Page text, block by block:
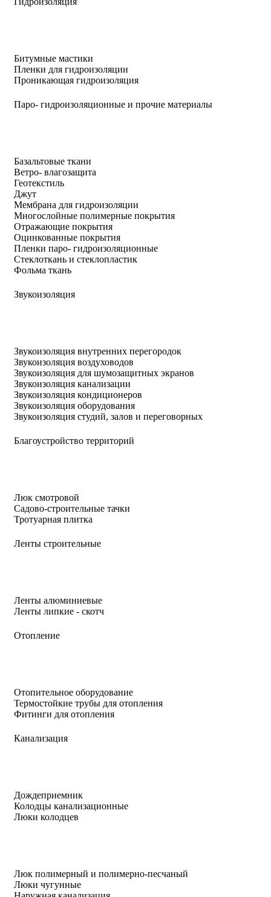
Битумные мастики
Пленки для гидроизоляции
Проникающая гидроизоляция
Паро- гидроизоляционные и прочие материалы
Базальтовые ткани
Ветро- влагозащита
Геотекстиль
Джут
Мембрана для гидроизоляции
Многослойные полимерные покрытия
Отражающие покрытия
Оцинкованные покрытия
Пленки паро- гидроизоляционные
Стеклоткань и стеклопластик
Фольма ткань
Звукоизоляция
Звукоизоляция внутренних перегородок
Звукоизоляция воздуховодов
Звукоизоляция для шумозащитных экранов
Звукоизоляция канализации
Звукоизоляция кондиционеров
Звукоизоляция оборудования
Звукоизоляция студий, залов и переговорных
Благоустройство территорий
Люк смотровой
Садово-строительные тачки
Тротуарная плитка
Ленты строительные
Ленты алюминиевые
Ленты липкие - скотч
Отопление
Отопительное оборудование
Термостойкие трубы для отопления
Фитинги для отопления
Канализация
Дождеприемник
Колодцы канализационные
Люки колодцев
Люк полимерный и полимерно-песчаный
Люки чугунные